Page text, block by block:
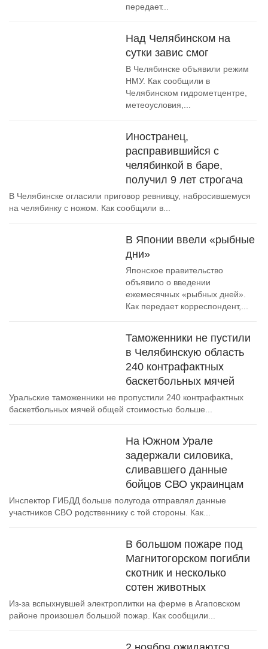
передает...
Над Челябинском на
сутки завис смог
В Челябинске объявили режим
НМУ. Как сообщили в
Челябинском гидрометцентре,
метеоусловия,...
Иностранец,
расправившийся с
челябинкой в баре,
получил 9 лет строгача
В Челябинске огласили приговор ревнивцу, набросившемуся
на челябинку с ножом. Как сообщили в...
В Японии ввели «рыбные
дни»
Японское правительство
объявило о введении
ежемесячных «рыбных дней».
Как передает корреспондент,...
Таможенники не пустили
в Челябинскую область
240 контрафактных
баскетбольных мячей
Уральские таможенники не пропустили 240 контрафактных
баскетбольных мячей общей стоимостью больше...
На Южном Урале
задержали силовика,
сливавшего данные
бойцов СВО украинцам
Инспектор ГИБДД больше полугода отправлял данные
участников СВО родственнику с той стороны. Как...
В большом пожаре под
Магнитогорском погибли
скотник и несколько
сотен животных
Из-за вспыхнувшей электроплитки на ферме в Агаповском
районе произошел большой пожар. Как сообщили...